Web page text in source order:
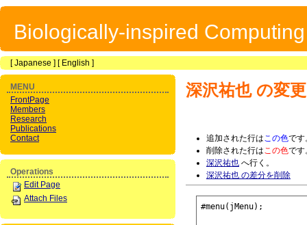
Biologically-inspired
[Japanese ] [ English ]
深沢祐也の変
追加された行はこの色です
削除された行はこの色です
深沢祐也 へ行く。
深沢祐也 の差分を削除
#menu(jMenu);
MENU
FrontPage
Members
Research
Publications
Contact
Operations
Edit Page
Attach Files